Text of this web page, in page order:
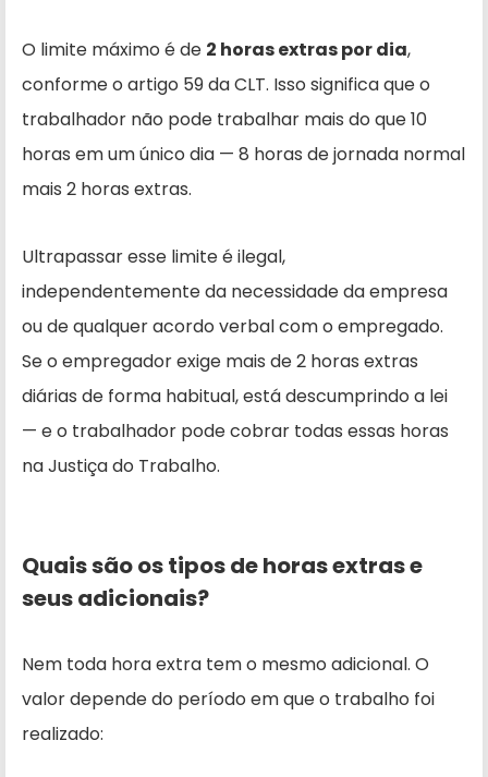
O limite máximo é de 2 horas extras por dia,
conforme o artigo 59 da CLT. Isso significa que o
trabalhador não pode trabalhar mais do que 10
horas em um único dia — 8 horas de jornada normal
mais 2 horas extras.
Ultrapassar esse limite é ilegal,
independentemente da necessidade da empresa
ou de qualquer acordo verbal com o empregado.
Se o empregador exige mais de 2 horas extras
diárias de forma habitual, está descumprindo a lei
— e o trabalhador pode cobrar todas essas horas
na Justiça do Trabalho.
Quais são os tipos de horas extras e
seus adicionais?
Nem toda hora extra tem o mesmo adicional. O
valor depende do período em que o trabalho foi
realizado: